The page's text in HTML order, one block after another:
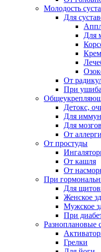
Молодость
Для
Для
От
При
Детокс,
Для
Для
От
От простуды
От кашля
От
При
Для
Женское
Мужское
При
Разноплановые
Грелки